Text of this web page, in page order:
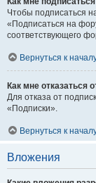
Чтобы подписаться
«Подписаться на
соответствующего
Вернуться к
Как мне отказаться
Для отказа от
«Подписки».
Вернуться к
Вложения